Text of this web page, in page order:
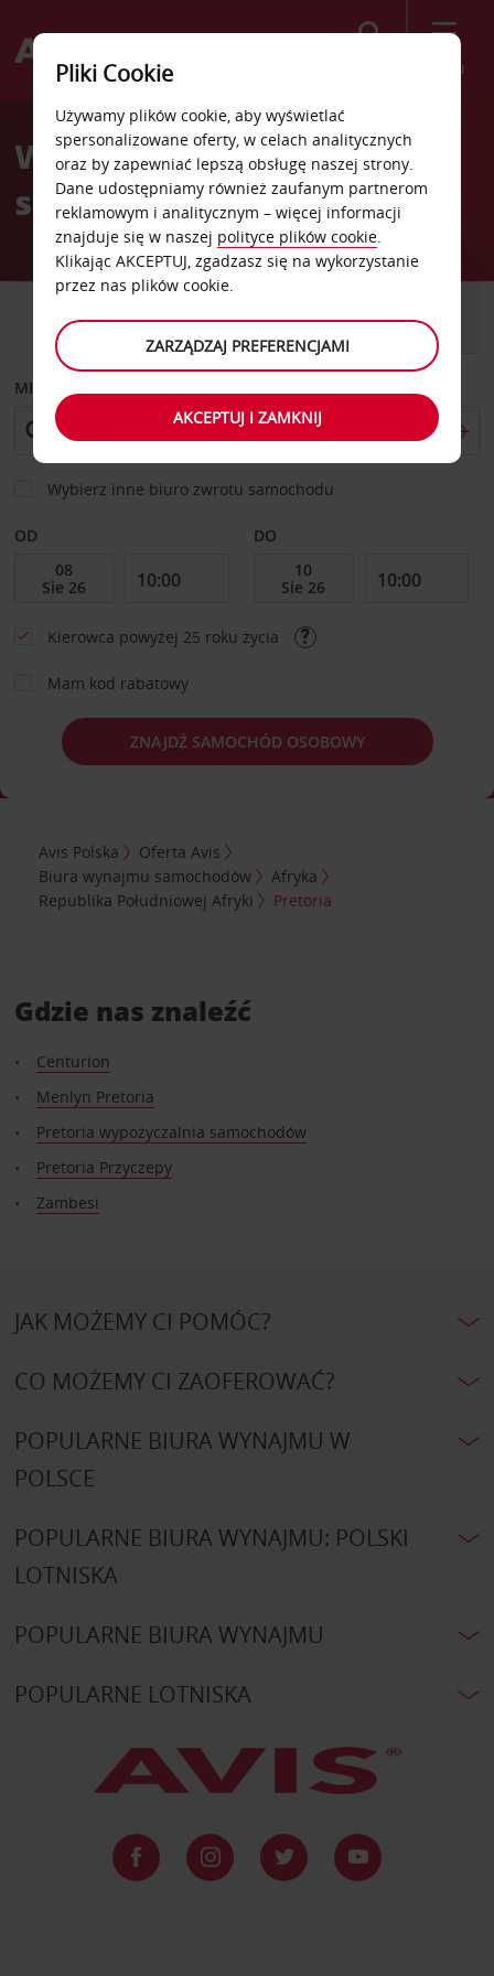
Menu
Welcome
AvisWypożyczalnia
samochodów Pretoria
DOSTAWCZY
MIEJSCE ODBIORU
Wybierz inne biuro zwrotu samochodu
OD DO
Kierowca powyżej 25 roku życia
Mam kod rabatowy
ZNAJDŹ SAMOCHÓD OSOBOWY
Avis Polska
Oferta Avis
Biura wynajmu samochodów
Afryka
Republika Południowej Afryki
Pretoria
Gdzie nas znaleźć
Centurion
Menlyn Pretoria
Pretoria wypożyczalnia samochodów
Pretoria Przyczepy
Zambesi
JAK MOŻEMY CI POMÓC?
CO MOŻEMY CI ZAOFEROWAĆ?
POPULARNE BIURA WYNAJMU W
POLSCE
POPULARNE BIURA WYNAJMU: POLSKI
LOTNISKA
POPULARNE BIURA WYNAJMU
POPULARNE LOTNISKA
Pliki Cookie
Używamy plików cookie, aby wyświetlać
spersonalizowane oferty, w celach analitycznych
oraz by zapewniać lepszą obsługę naszej strony.
Dane udostępniamy również zaufanym partnerom
reklamowym i analitycznym – więcej informacji
znajduje się w naszej polityce plików cookie.
Klikając AKCEPTUJ, zgadzasz się na wykorzystanie
przez nas plików cookie.
ZARZĄDZAJ PREFERENCJAMI
AKCEPTUJ I ZAMKNIJ